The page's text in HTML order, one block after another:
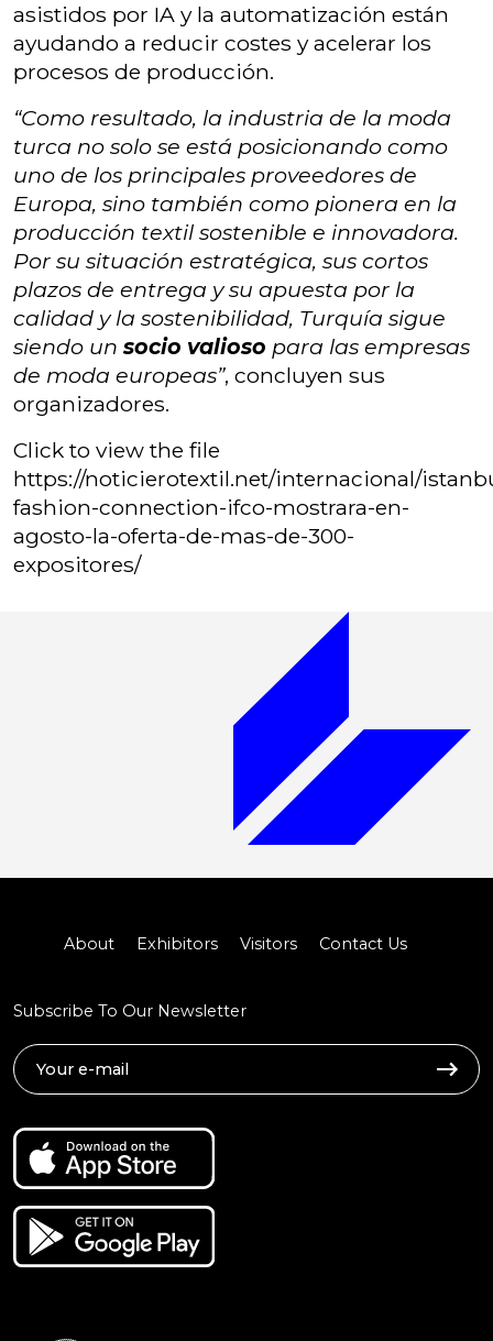
asistidos por IA y la automatización están
ayudando a reducir costes y acelerar los
procesos de producción.
“Como resultado, la industria de la moda
turca no solo se está posicionando como
uno de los principales proveedores de
Europa, sino también como pionera en la
producción textil sostenible e innovadora.
Por su situación estratégica, sus cortos
plazos de entrega y su apuesta por la
calidad y la sostenibilidad, Turquía sigue
siendo unsocio valioso para las empresas
de moda europeas”, concluyen sus
organizadores.
Click to view the file
https://noticierotextil.net/internacional/
fashion-connection-ifco-mostrara-en-
agosto-la-oferta-de-mas-de-300-
expositores/
About Exhibitors Visitors Contact Us
Subscribe To Our Newsletter